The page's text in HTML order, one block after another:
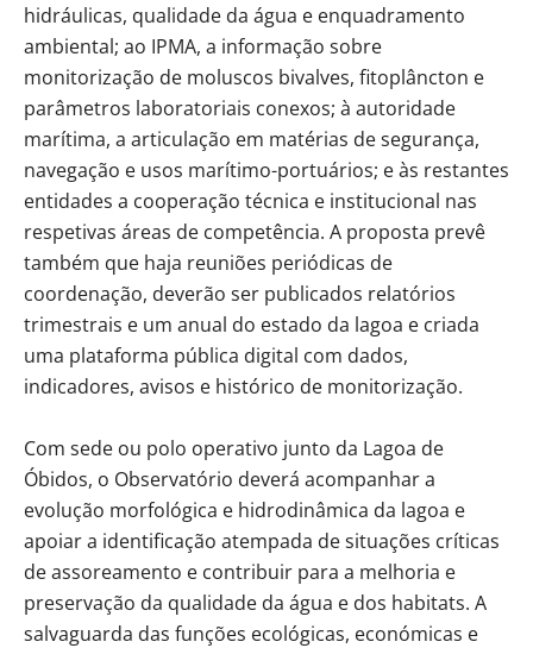
hidráulicas, qualidade da água e enquadramento
ambiental; ao IPMA, a informação sobre
monitorização de moluscos bivalves, fitoplâncton e
parâmetros laboratoriais conexos; à autoridade
marítima, a articulação em matérias de segurança,
navegação e usos marítimo-portuários; e às restantes
entidades a cooperação técnica e institucional nas
respetivas áreas de competência. A proposta prevê
também que haja reuniões periódicas de
coordenação, deverão ser publicados relatórios
trimestrais e um anual do estado da lagoa e criada
uma plataforma pública digital com dados,
indicadores, avisos e histórico de monitorização.
Com sede ou polo operativo junto da Lagoa de
Óbidos, o Observatório deverá acompanhar a
evolução morfológica e hidrodinâmica da lagoa e
apoiar a identificação atempada de situações críticas
de assoreamento e contribuir para a melhoria e
preservação da qualidade da água e dos habitats. A
salvaguarda das funções ecológicas, económicas e